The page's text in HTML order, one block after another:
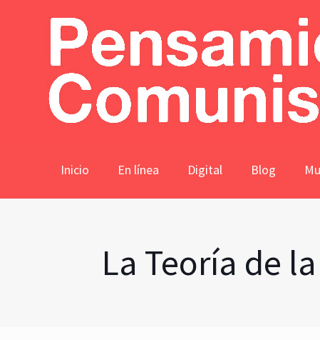
Inicio En línea Digital Blog
La Teoría de